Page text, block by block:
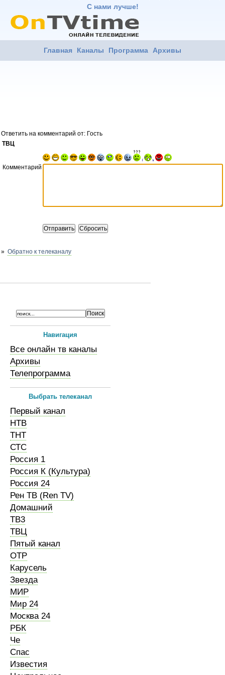
С нами лучше!
Главная Каналы Программа Архивы
Ответить на комментарий от: Гость
ТВЦ
Комментарий
» Обратно к телеканалу
Навигация
Все онлайн тв каналы
Архивы
Телепрограмма
Выбрать телеканал
Первый канал
НТВ
ТНТ
СТС
Россия 1
Россия К (Культура)
Россия 24
Рен ТВ (Ren TV)
Домашний
ТВ3
ТВЦ
Пятый канал
ОТР
Карусель
Звезда
МИР
Мир 24
Москва 24
РБК
Че
Спас
Известия